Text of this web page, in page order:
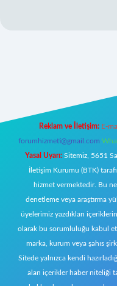
Reklam ve İletişim: E-
forumhizmeti@gmail.com
Yasal Uyarı: Sitemiz, 5651
İletişim Kurumu (BTK)
hizmet vermektedir. Bu
denetleme veya araştırma
üyelerimiz yazdıkları
olarak bu sorumluluğu kabul
marka, kurum veya şahıs
Sitede yalnızca kendi
alan içerikler haber niteliği